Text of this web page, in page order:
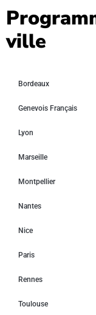
ville
Bordeaux
Genevois Français
Lyon
Marseille
Montpellier
Nantes
Nice
Paris
Rennes
Toulouse